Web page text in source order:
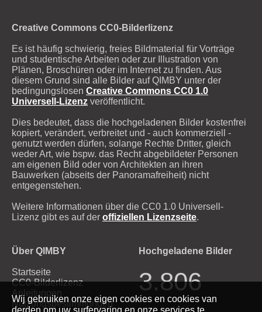
Wij gebruiken onze eigen cookies en cookies van
derden om uw surfervaring en onze services te
Creative Commons CC0-Bilderlizenz
Es ist häufig schwierig, freies Bildmaterial für Vorträge
und studentische Arbeiten oder zur Illustration von
Plänen, Broschüren oder im Internet zu finden. Aus
diesem Grund sind alle Bilder auf QIMBY unter der
bedingungslosen Creative Commons CC0 1.0
Universell-Lizenz veröffentlicht.
Dies bedeutet, dass die hochgeladenen Bilder kostenfrei
kopiert, verändert, verbreitet und - auch kommerziell -
genutzt werden dürfen, solange Rechte Dritter, gleich
weder Art, wie bspw. das Recht abgebildeter Personen
am eigenen Bild oder von Architekten an ihren
Bauwerken (abseits der Panoramafreiheit) nicht
entgegenstehen.
Weitere Informationen über die CC0 1.0 Universell-
Lizenz gibt es auf der offiziellen Lizenzseite.
Über QIMBY
Startseite
CC0-Bilderlizenz
Anleitungen
Nutzungsbestimmungen
Hochgeladene Bilder
3.806